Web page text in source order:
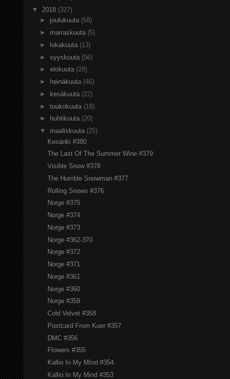
▼ 2018 (327)
► joulukuuta (58)
► marraskuuta (5)
►
lokakuuta (13)
► syyskuuta (56)
► elokuuta (28)
►
heinäkuuta (46)
►
kesäkuuta (22)
► toukokuuta (18)
►
huhtikuuta (20)
▼ maaliskuuta (25)
Kesänki #380
The Last Of The Summer Wine #379
Visible Snow #378
The Humble Snowman #377
Rolling Snows #376
Norge #375
Norge #374
Norge #373
Norge #362-370
Norge #372
Norge #371
Norge #361
Norge #360
Norge #359
Cold Velvet #358
Postcard From Kuer #357
DMC #356
Flowers #355
Kallio In My MInd #354
Kallio In My Mind #353